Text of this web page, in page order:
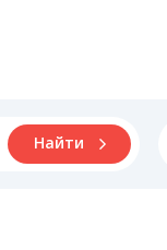
Найти